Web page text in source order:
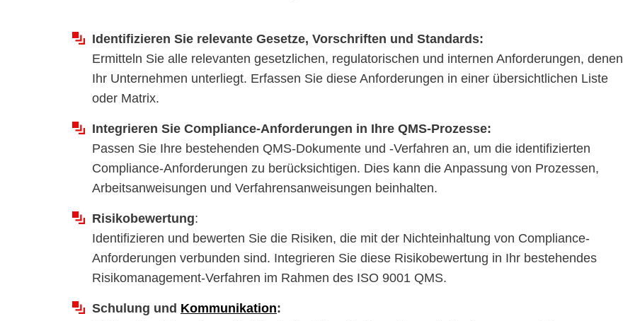
Identifizieren Sie relevante Gesetze, Vorschriften und Standards:
Ermitteln Sie alle relevanten gesetzlichen, regulatorischen und internen Anforderungen, denen
Ihr Unternehmen unterliegt. Erfassen Sie diese Anforderungen in einer übersichtlichen Liste
oder Matrix.
Integrieren Sie Compliance-Anforderungen in Ihre QMS-Prozesse:
Passen Sie Ihre bestehenden QMS-Dokumente und -Verfahren an, um die identifizierten
Compliance-Anforderungen zu berücksichtigen. Dies kann die Anpassung von Prozessen,
Arbeitsanweisungen und Verfahrensanweisungen beinhalten.
Risikobewertung:
Identifizieren und bewerten Sie die Risiken, die mit der Nichteinhaltung von Compliance-
Anforderungen verbunden sind. Integrieren Sie diese Risikobewertung in Ihr bestehendes
Risikomanagement-Verfahren im Rahmen des ISO 9001 QMS.
Schulung und Kommunikation: